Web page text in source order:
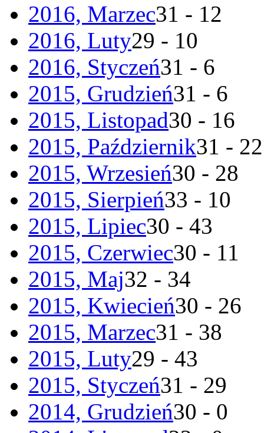
2016, Marzec31 - 12
2016, Luty29 - 10
2016, Styczeń31 - 6
2015, Grudzień31 - 6
2015, Listopad30 - 16
2015, Październik31 - 22
2015, Wrzesień30 - 28
2015, Sierpień33 - 10
2015, Lipiec30 - 43
2015, Czerwiec30 - 11
2015, Maj32 - 34
2015, Kwiecień30 - 26
2015, Marzec31 - 38
2015, Luty29 - 43
2015, Styczeń31 - 29
2014, Grudzień30 - 0